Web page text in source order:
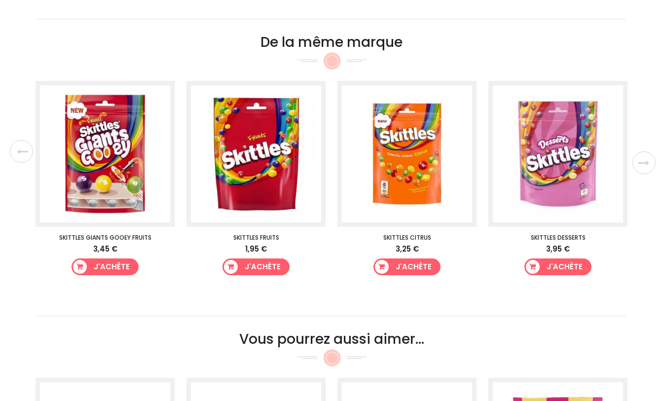
De la même marque
SKITTLES GIANTS GOOEY FRUITS
3,45 €
J'ACHÈTE
SKITTLES FRUITS
1,95 €
J'ACHÈTE
SKITTLES CITRUS
3,25 €
J'ACHÈTE
SKITTLES DESSERTS
3,95 €
J'ACHÈTE
Vous pourrez aussi aimer...